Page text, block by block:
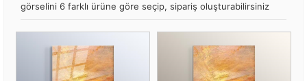
görselini 6 farklı ürüne göre seçip, sipariş oluşturabilirsiniz